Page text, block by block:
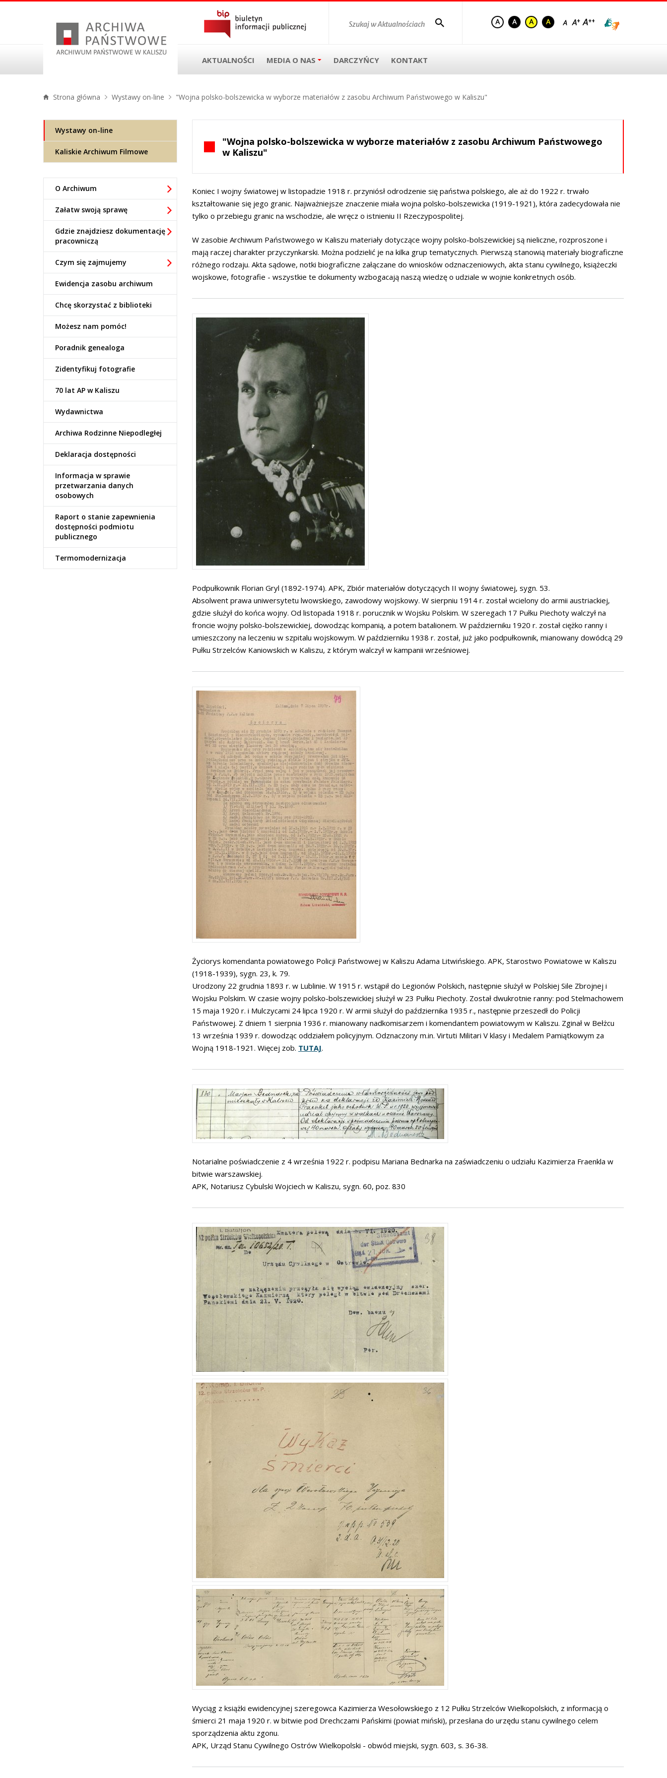
AKTUALNOŚCI MEDIA O NAS DARCZYŃCY KONTAKT
Strona główna Wystawy on-line "Wojna polsko-bolszewicka w wyborze materiałów z zasobu Archiwum Państwowego w Kaliszu"
"Wojna polsko-bolszewicka w wyborze materiałów z zasobu Archiwum Państwowego
w Kaliszu"
Koniec I wojny światowej w listopadzie 1918 r. przyniósł odrodzenie się państwa polskiego, ale aż do 1922 r. trwało
kształtowanie się jego granic. Najważniejsze znaczenie miała wojna polsko-bolszewicka (1919-1921), która zadecydowała nie
tylko o przebiegu granic na wschodzie, ale wręcz o istnieniu II Rzeczypospolitej.
W zasobie Archiwum Państwowego w Kaliszu materiały dotyczące wojny polsko-bolszewickiej są nieliczne, rozproszone i
mają raczej charakter przyczynkarski. Można podzielić je na kilka grup tematycznych. Pierwszą stanowią materiały biograficzne
różnego rodzaju. Akta sądowe, notki biograficzne załączane do wniosków odznaczeniowych, akta stanu cywilnego, książeczki
wojskowe, fotografie - wszystkie te dokumenty wzbogacają naszą wiedzę o udziale w wojnie konkretnych osób.
Podpułkownik Florian Gryl (1892-1974). APK, Zbiór materiałów dotyczących II wojny światowej, sygn. 53.
Absolwent prawa uniwersytetu lwowskiego, zawodowy wojskowy. W sierpniu 1914 r. został wcielony do armii austriackiej,
gdzie służył do końca wojny. Od listopada 1918 r. porucznik w Wojsku Polskim. W szeregach 17 Pułku Piechoty walczył na
froncie wojny polsko-bolszewickiej, dowodząc kompanią, a potem batalionem. W październiku 1920 r. został ciężko ranny i
umieszczony na leczeniu w szpitalu wojskowym. W październiku 1938 r. został, już jako podpułkownik, mianowany dowódcą 29
Pułku Strzelców Kaniowskich w Kaliszu, z którym walczył w kampanii wrześniowej.
Życiorys komendanta powiatowego Policji Państwowej w Kaliszu Adama Litwińskiego. APK, Starostwo Powiatowe w Kaliszu
(1918-1939), sygn. 23, k. 79.
Urodzony 22 grudnia 1893 r. w Lublinie. W 1915 r. wstąpił do Legionów Polskich, następnie służył w Polskiej Sile Zbrojnej i
Wojsku Polskim. W czasie wojny polsko-bolszewickiej służył w 23 Pułku Piechoty. Został dwukrotnie ranny: pod Stelmachowem
15 maja 1920 r. i Mulczycami 24 lipca 1920 r. W armii służył do października 1935 r., następnie przeszedł do Policji
Państwowej. Z dniem 1 sierpnia 1936 r. mianowany nadkomisarzem i komendantem powiatowym w Kaliszu. Zginał w Bełżcu
13 września 1939 r. dowodząc oddziałem policyjnym. Odznaczony m.in. Virtuti Militari V klasy i Medalem Pamiątkowym za
Wojną 1918-1921. Więcej zob. TUTAJ.
Notarialne poświadczenie z 4 września 1922 r. podpisu Mariana Bednarka na zaświadczeniu o udziału Kazimierza Fraenkla w
bitwie warszawskiej.
APK, Notariusz Cybulski Wojciech w Kaliszu, sygn. 60, poz. 830
Wyciąg z książki ewidencyjnej szeregowca Kazimierza Wesołowskiego z 12 Pułku Strzelców Wielkopolskich, z informacją o
śmierci 21 maja 1920 r. w bitwie pod Drechczami Pańskimi (powiat miński), przesłana do urzędu stanu cywilnego celem
sporządzenia aktu zgonu.
APK, Urząd Stanu Cywilnego Ostrów Wielkopolski - obwód miejski, sygn. 603, s. 36-38.
Wystawy on-line
Kaliskie Archiwum Filmowe
O Archiwum
Załatw swoją sprawę
Gdzie znajdziesz dokumentację
pracowniczą
Czym się zajmujemy
Ewidencja zasobu archiwum
Chcę skorzystać z biblioteki
Możesz nam pomóc!
Poradnik genealoga
Zidentyfikuj fotografie
70 lat AP w Kaliszu
Wydawnictwa
Archiwa Rodzinne Niepodległej
Deklaracja dostępności
Informacja w sprawie
przetwarzania danych
osobowych
Raport o stanie zapewnienia
dostępności podmiotu
publicznego
Termomodernizacja